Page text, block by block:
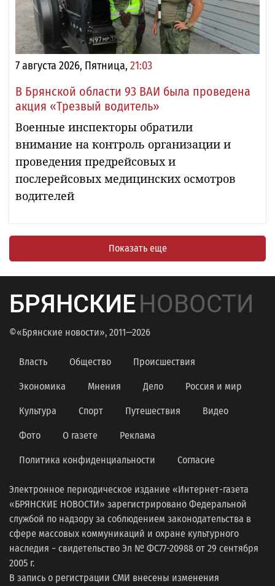
7 августа 2026, Пятница, 21:03
В Брянской области 93 ВАИ была проведена
акция «Трезвый водитель»
Военные инспекторы обратили
внимание на контроль организации и
проведения предрейсовых и
послерейсовых медицинских осмотров
водителей
Показать еще
БРЯНСКИЕНОВОСТИ
©«Брянские новости», 2011—2026
Власть Общество Происшествия
Экономика Мнения Дело Россия и мир
Культура Спорт Путешествия Видео
Фото О газете Реклама
Политика конфиденциальности Согласие
Электронное периодическое издание «Интернет-газета
«БРЯНСКИЕ НОВОСТИ» зарегистрировано Федеральной
службой по надзору за соблюдением законодательства в
сфере массовых коммуникаций и охране культурного
наследия − свидетельство Эл № ФС77-20988 от 29 сентября
2005 г.
В запись о регистрации СМИ внесены изменения